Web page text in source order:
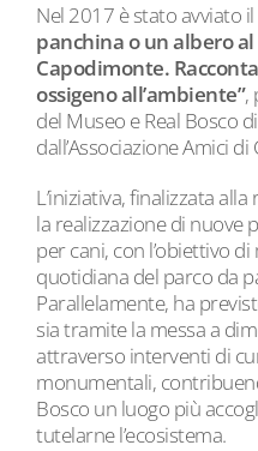
Nel 2017 è stato avviato
panchina o un albero al
Capodimonte.
ossigeno all’ambiente”,
del Museo e Real Bosco
dall’Associazione Amici
L’iniziativa, finalizzata
la realizzazione di nuove
per cani, con l’obiettivo
quotidiana del parco da
Parallelamente, ha
sia tramite la messa a
attraverso interventi di
monumentali,
Bosco un luogo più
tutelarne l’ecosistema.